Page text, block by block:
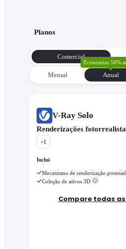
Planos
Comercial
Mensal Anual
Economize 50%
V-Ray Solo
Renderizações
+1
Inclui
Mecanismo de renderização
Coleção de ativos 3D
Compare todas